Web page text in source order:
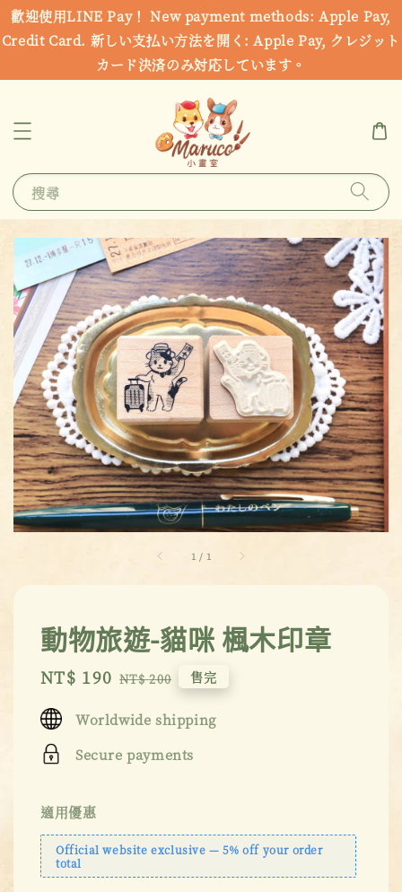
歡迎使用LINE Pay！ New payment methods: Apple Pay,
Credit Card. 新しい支払い方法を開く: Apple Pay, クレジット
カード決済のみ対応しています。
搜尋
1 / 1
動物旅遊-貓咪 楓木印章
Sale
NT$ 190 Regular
NT$ 200 售完
Worldwide shipping
Secure payments
適用優惠
Official website exclusive — 5% off your order
total